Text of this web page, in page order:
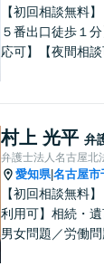
【初回相談無料
５番出口徒歩１
応可】【夜間相談
村上 光平 弁
弁護士法人名古屋北
愛知県|名古屋市
【初回相談無料
利用可】相続・遺
男女問題／労働問